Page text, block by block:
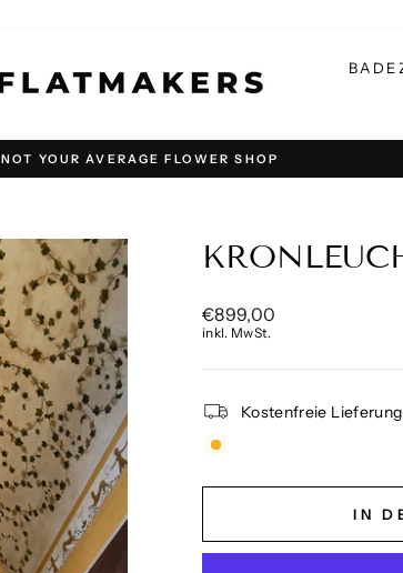
Pause
NOT YOUR AVERAGE FLOWER SHOP
Normaler
Preis
€899,00
inkl. MwSt.
Kostenfreie
IN